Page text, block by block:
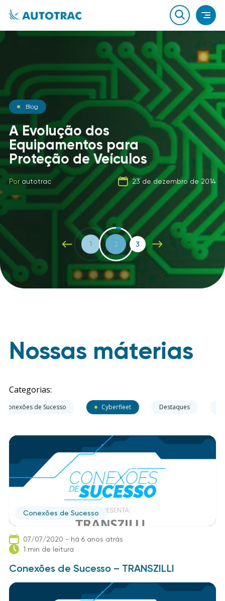
Notícias
O que você sabe sobre o
combustível que a sua
frota usa?
Porautotrac 21 de setembro de 2019
Blog
A Evolução dos
Equipamentos para
Proteção de Veículos
Porautotrac 23 de dezembro de 2014
Carga Fracionada
Porautotrac 06 de fevereiro de 2020
3
Nossas máterias
Categorias:
Conexões de Sucesso Cyberfleet Destaques
Conexões de Sucesso
07/07/2020 - há 6 anos atrás
1 min de leitura
Conexões de Sucesso – TRANSZILLI